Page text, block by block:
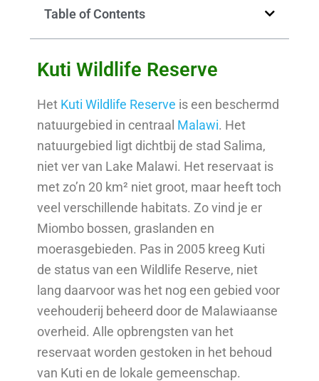
Table of Contents
Kuti Wildlife Reserve
Het Kuti Wildlife Reserve is een beschermd
natuurgebied in centraal Malawi. Het
natuurgebied ligt dichtbij de stad Salima,
niet ver van Lake Malawi. Het reservaat is
met zo’n 20 km² niet groot, maar heeft toch
veel verschillende habitats. Zo vind je er
Miombo bossen, graslanden en
moerasgebieden. Pas in 2005 kreeg Kuti
de status van een Wildlife Reserve, niet
lang daarvoor was het nog een gebied voor
veehouderij beheerd door de Malawiaanse
overheid. Alle opbrengsten van het
reservaat worden gestoken in het behoud
van Kuti en de lokale gemeenschap.